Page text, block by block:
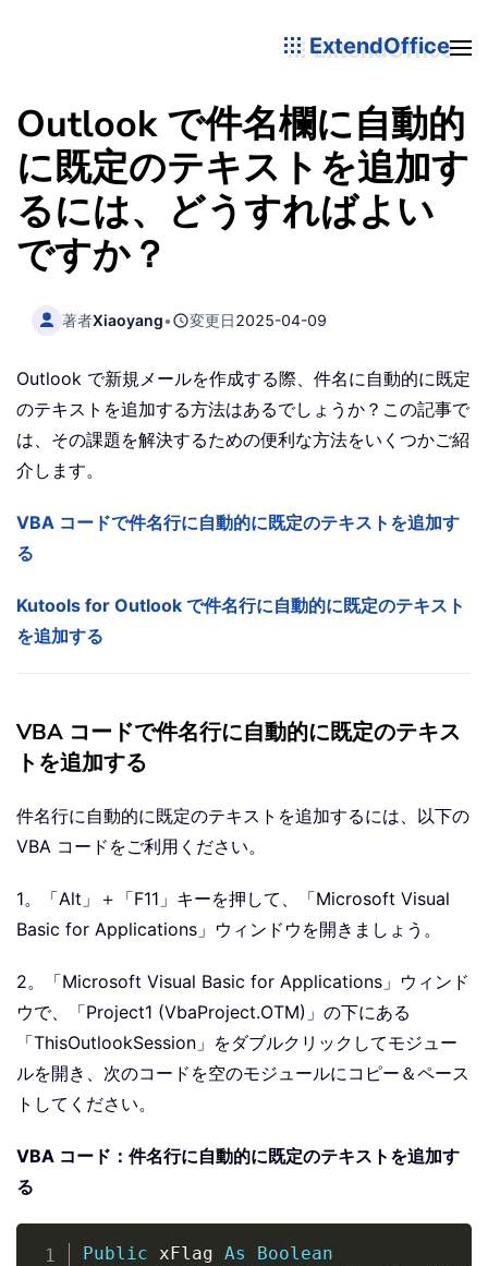
ExtendOffice
Outlook で件名欄に自動的
に既定のテキストを追加す
るには、どうすればよい
ですか？
著者Xiaoyang• 変更日2025-04-09
Outlook で新規メールを作成する際、件名に自動的に既定
のテキストを追加する方法はあるでしょうか？この記事で
は、その課題を解決するための便利な方法をいくつかご紹
介します。
VBA コードで件名行に自動的に既定のテキストを追加す
る
Kutools for Outlook で件名行に自動的に既定のテキスト
を追加する
VBA コードで件名行に自動的に既定のテキス
トを追加する
件名行に自動的に既定のテキストを追加するには、以下の
VBA コードをご利用ください。
1。「Alt」＋「F11」キーを押して、「Microsoft Visual
Basic for Applications」ウィンドウを開きましょう。
2。「Microsoft Visual Basic for Applications」ウィンド
ウで、「Project1 (VbaProject.OTM)」の下にある
「ThisOutlookSession」をダブルクリックしてモジュー
ルを開き、次のコードを空のモジュールにコピー＆ペース
トしてください。
VBA コード：件名行に自動的に既定のテキストを追加す
る
Public xFlag As
Boolean